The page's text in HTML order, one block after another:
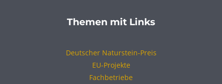
Themen mit Links
Deutscher Naturstein-Preis
EU-Projekte
Fachbetriebe